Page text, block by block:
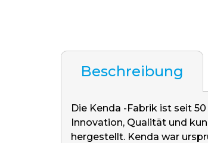
Beschreibung
Die Kenda -Fabrik ist seit
Innovation, Qualität und
hergestellt. Kenda war